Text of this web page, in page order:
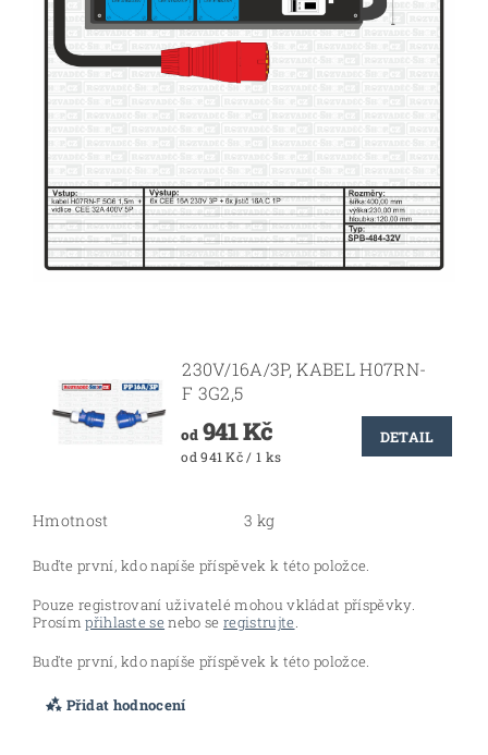
230V/16A/3P, KABEL H07RN-
F 3G2,5
od941 Kč
od 941 Kč / 1 ks
DETAIL
Hmotnost 3 kg
Buďte první, kdo napíše příspěvek k této položce.
Pouze registrovaní uživatelé mohou vkládat příspěvky.
Prosímpřihlaste se nebo se registrujte.
Buďte první, kdo napíše příspěvek k této položce.
Přidat hodnocení